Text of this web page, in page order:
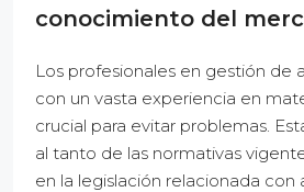
conocimiento del
Los profesionales en gestión de
con un vasta experiencia en
crucial para evitar problemas.
al tanto de las normativas
en la legislación relacionada con